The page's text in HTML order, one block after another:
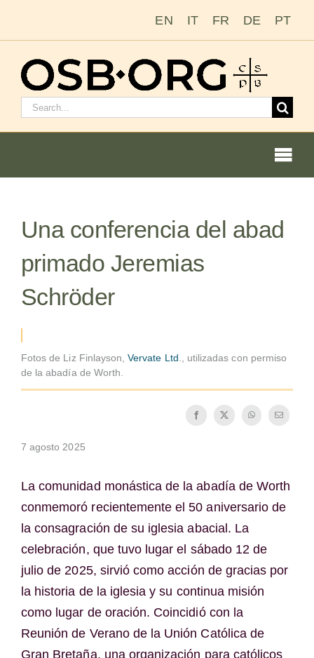
EN IT FR DE PT
Buscar:
Nuestras raíces
La orden benedictina
La medalla de San Benito
Una conferencia del abad
primado Jeremias
Schröder
Fotos de Liz Finlayson,Vervate Ltd ., utilizadas con permiso
de la abadía de Worth.
7 agosto 2025
La comunidad monástica de la abadía de Worth
conmemoró recientemente el 50 aniversario de
la consagración de su iglesia abacial. La
celebración, que tuvo lugar el sábado 12 de
julio de 2025, sirvió como acción de gracias por
la historia de la iglesia y su continua misión
como lugar de oración. Coincidió con la
Reunión de Verano de la Unión Católica de
Gran Bretaña, una organización para católicos